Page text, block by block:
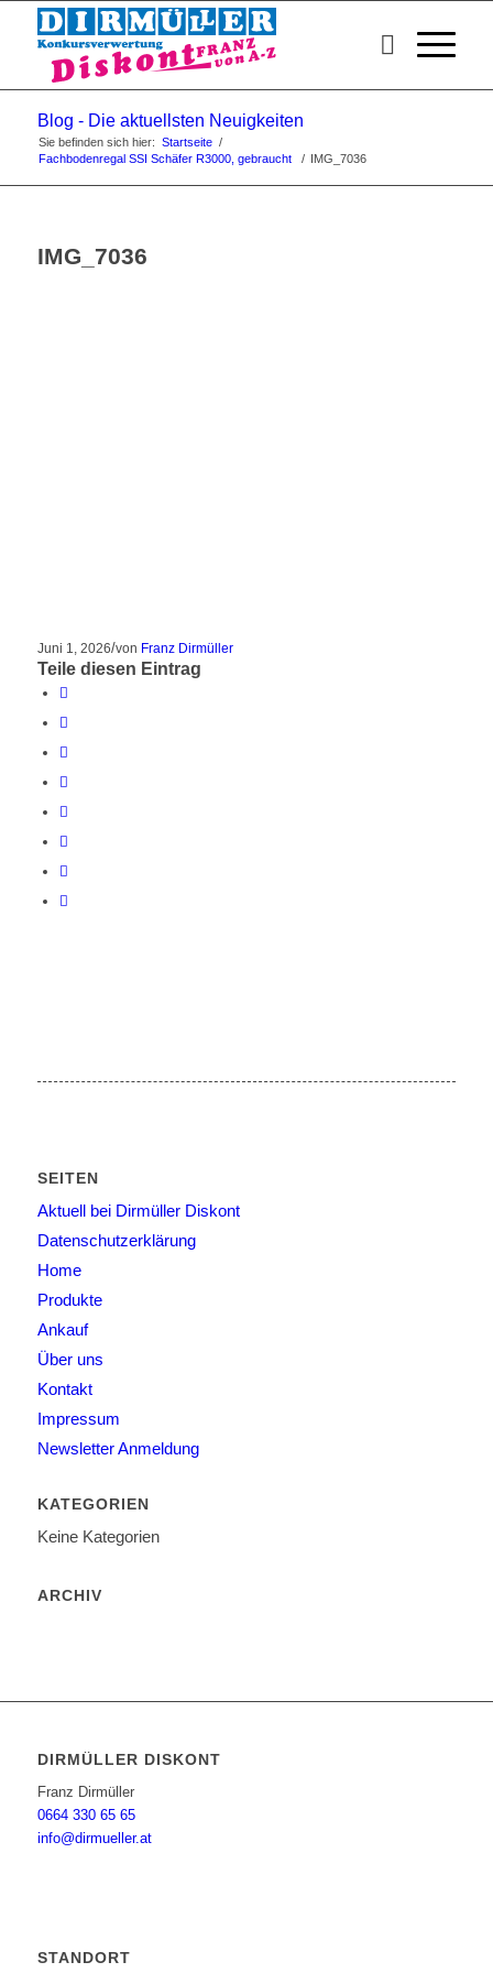
Blog - Die aktuellsten Neuigkeiten
Sie befinden sich hier: Startseite /
Fachbodenregal SSI Schäfer R3000, gebraucht
/ IMG_7036
IMG_7036
Juni 1, 2026/von Franz Dirmüller
Teile diesen Eintrag
SEITEN
Aktuell bei Dirmüller Diskont
Datenschutzerklärung
Home
Produkte
Ankauf
Über uns
Kontakt
Impressum
Newsletter Anmeldung
KATEGORIEN
Keine Kategorien
ARCHIV
DIRMÜLLER DISKONT
Franz Dirmüller
0664 330 65 65
info@dirmueller.at
STANDORT